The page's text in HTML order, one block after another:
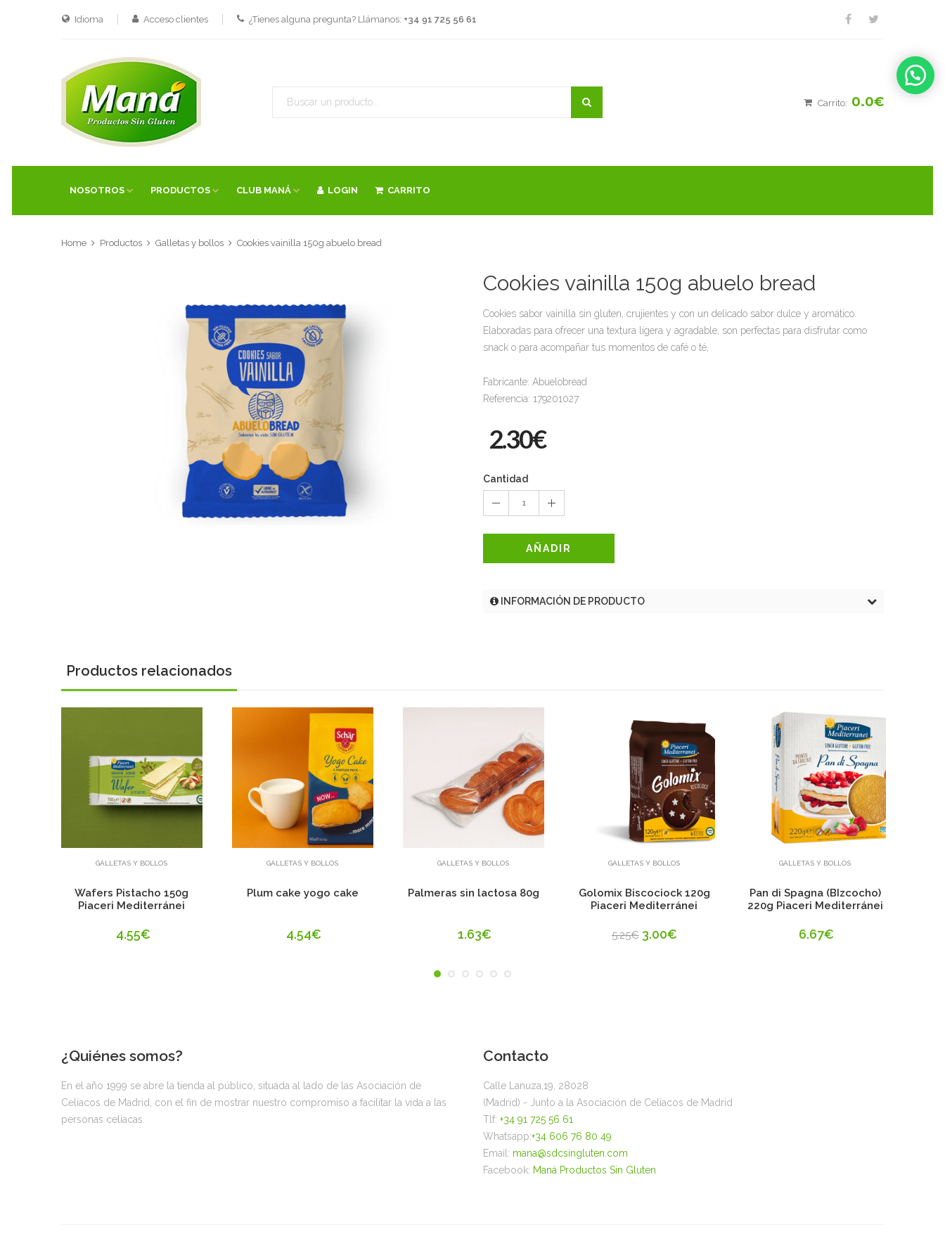
Idioma Acceso clientes ¿Tienes alguna pregunta? Llámanos: +34 91 725 56 61
Carrito: 0.0€
NOSOTROS PRODUCTOS CLUB MANÁ LOGIN CARRITO
Home Productos Galletas y bollos Cookies vainilla 150g abuelo bread
Cookies vainilla 150g abuelo bread
Cookies sabor vainilla sin gluten, crujientes y con un delicado sabor dulce y aromático.
Elaboradas para ofrecer una textura ligera y agradable, son perfectas para disfrutar como
snack o para acompañar tus momentos de café o té,
Fabricante: Abuelobread
Referencia: 179201027
2.30€
Cantidad
1
AÑADIR
INFORMACIÓN DE PRODUCTO
Productos relacionados
Añadir
GALLETAS Y BOLLOS
Wafers Pistacho 150g
Piaceri Mediterránei
4.55€
Añadir
GALLETAS Y BOLLOS
Plum cake yogo cake
4.54€
Añadir
GALLETAS Y BOLLOS
Palmeras sin lactosa 80g
1.63€
Añadir
GALLETAS Y BOLLOS
Golomix Biscociock 120g
Piaceri Mediterránei
5.25€ 3.00€
Añadir
GALLETAS Y BOLLOS
Pan di Spagna (BIzcocho)
220g Piaceri Mediterránei
6.67€
¿Quiénes somos?
En el año 1999 se abre la tienda al público, situada al lado de las Asociación de
Celíacos de Madrid, con el fin de mostrar nuestro compromiso a facilitar la vida a las
personas celiacas.
Contacto
Calle Lanuza,19, 28028
(Madrid) - Junto a la Asociación de Celíacos de Madrid
Tlf: +34 91 725 56 61
Whatsapp:+34 606 76 80 49
Email: mana@sdcsingluten.com
Facebook: Maná Productos Sin Gluten